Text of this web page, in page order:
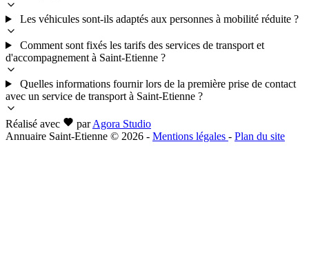
Les véhicules sont-ils adaptés aux personnes à mobilité réduite ?
Comment sont fixés les tarifs des services de transport et
d'accompagnement à Saint-Etienne ?
Quelles informations fournir lors de la première prise de contact
avec un service de transport à Saint-Etienne ?
Réalisé avec par Agora Studio
Annuaire Saint-Etienne © 2026 - Mentions légales - Plan du site